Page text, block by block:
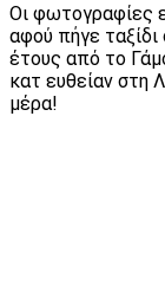
Οι φωτογραφίες
αφού πήγε ταξίδι
έτους από το
κατ ευθείαν στη
μέρα!